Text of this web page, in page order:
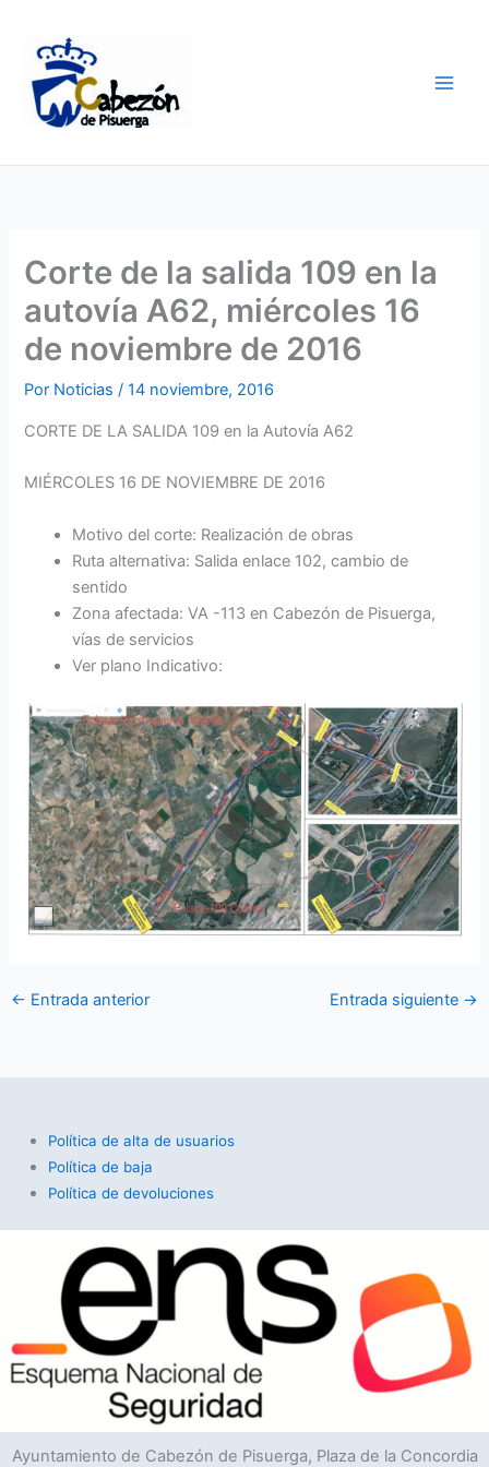
contenido
Corte de la salida 109 en la
autovía A62, miércoles 16
de noviembre de 2016
Por Noticias/14 noviembre, 2016
CORTE DE LA SALIDA 109 en la Autovía A62
MIÉRCOLES 16 DE NOVIEMBRE DE 2016
Motivo del corte: Realización de obras
Ruta alternativa: Salida enlace 102, cambio de
sentido
Zona afectada: VA -113 en Cabezón de Pisuerga,
vías de servicios
Ver plano Indicativo:
← Entrada anterior Entrada siguiente →
Política de alta de usuarios
Política de baja
Política de devoluciones
Ayuntamiento de Cabezón de Pisuerga, Plaza de la Concordia